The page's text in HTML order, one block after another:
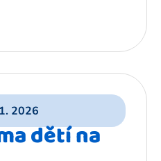
2026
dětí na